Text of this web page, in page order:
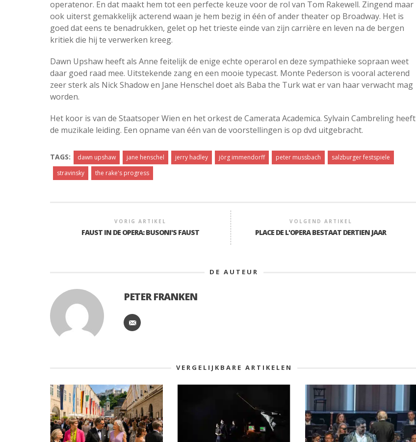
operatenor. En dat maakt hem tot een perfecte keuze voor de rol van Tom Rakewell. Zingend maar
ook uiterst gemakkelijk acterend waan je hem bezig in één of ander theater op Broadway. Het is
goed dat eens te benadrukken, gelet op het trieste einde van zijn carrière en leven na de bergen
kritiek die hij te verwerken kreeg.
Dawn Upshaw heeft als Anne feitelijk de enige echte operarol en deze sympathieke sopraan weet
daar goed raad mee. Uitstekende zang en een mooie typecast. Monte Pederson is vooral acterend
zeer sterk als Nick Shadow en Jane Henschel doet als Baba the Turk wat er van haar verwacht mag
worden.
Het koor is van de Staatsoper Wien en het orkest de Camerata Academica. Sylvain Cambreling heeft
de muzikale leiding. Een opname van één van de voorstellingen is op dvd uitgebracht.
TAGS: dawn upshaw jane henschel jerry hadley jörg immendorff peter mussbach
salzburger festspiele
stravinsky
the rake's progress
VORIG ARTIKEL
FAUST IN DE OPERA: BUSONI'S FAUST
VOLGEND ARTIKEL
PLACE DE L'OPERA BESTAAT DERTIEN JAAR
DE AUTEUR
PETER FRANKEN
VERGELIJKBARE ARTIKELEN